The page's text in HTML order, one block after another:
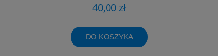
40,00 zł
DO KOSZYKA